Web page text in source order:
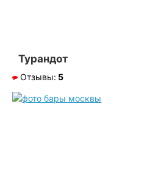
Турандот
Отзывы: 5